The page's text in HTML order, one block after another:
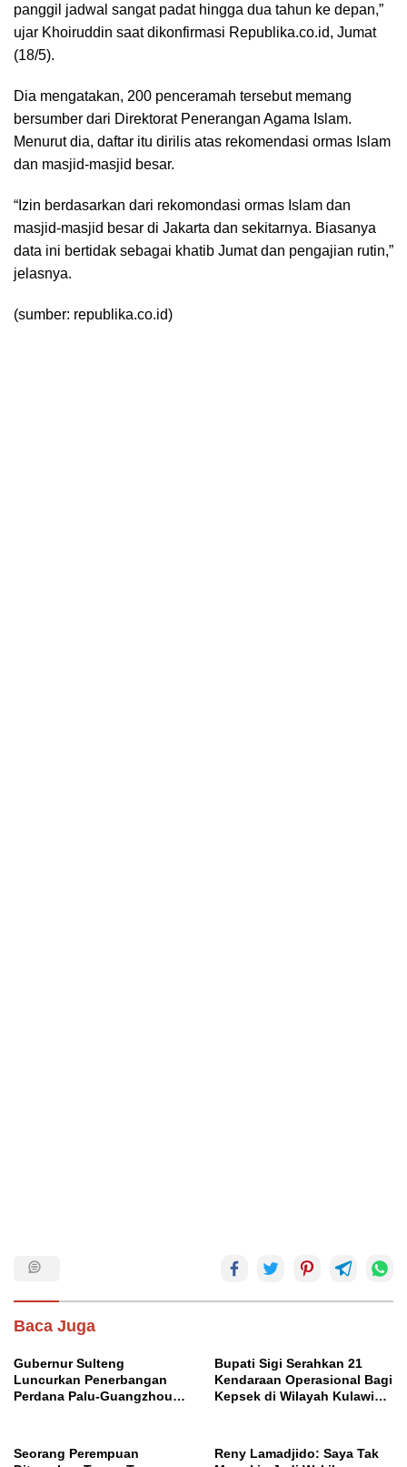
panggil jadwal sangat padat hingga dua tahun ke depan,”
ujar Khoiruddin saat dikonfirmasi Republika.co.id, Jumat
(18/5).
Dia mengatakan, 200 penceramah tersebut memang
bersumber dari Direktorat Penerangan Agama Islam.
Menurut dia, daftar itu dirilis atas rekomendasi ormas Islam
dan masjid-masjid besar.
“Izin berdasarkan dari rekomondasi ormas Islam dan
masjid-masjid besar di Jakarta dan sekitarnya. Biasanya
data ini bertidak sebagai khatib Jumat dan pengajian rutin,”
jelasnya.
(sumber: republika.co.id)
Baca Juga
Gubernur Sulteng
Luncurkan Penerbangan
Perdana Palu-Guangzhou
Bupati Sigi Serahkan 21
Kendaraan Operasional Bagi
Kepsek di Wilayah Kulawi
Seorang Perempuan
Reny Lamadjido: Saya Tak